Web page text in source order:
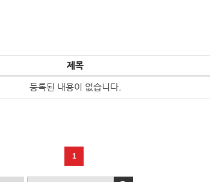
제목
등록된 내용이 없습니다.
1